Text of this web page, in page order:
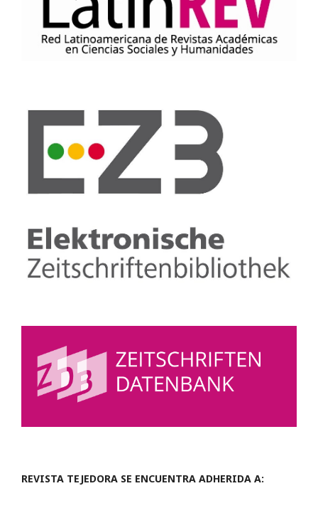
REVISTA TEJEDORA SE ENCUENTRA ADHERIDA A: